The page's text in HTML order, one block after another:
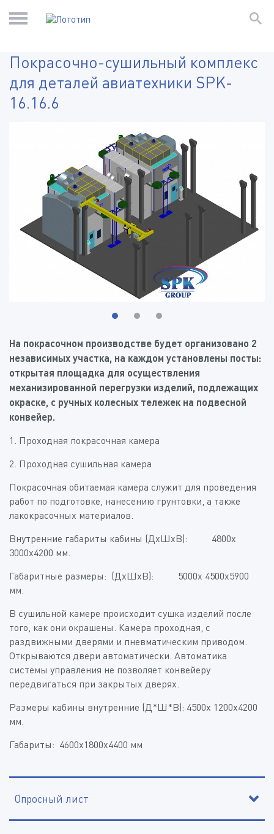
Покрасочно-сушильный комплекс
для деталей авиатехники SPK-
16.16.6
На покрасочном производстве будет организовано 2
независимых участка, на каждом установлены посты:
открытая площадка для осуществления
механизированной перегрузки изделий, подлежащих
окраске, с ручных колесных тележек на подвесной
конвейер.
1. Проходная покрасочная камера
2. Проходная сушильная камера
Покрасочная обитаемая камера служит для проведения
работ по подготовке, нанесению грунтовки, а также
лакокрасочных материалов.
Внутренние габариты кабины (ДхШхВ): 4800х
3000х4200 мм.
Габаритные размеры: (ДхШхВ): 5000х 4500х5900
мм.
В сушильной камере происходит сушка изделий после
того, как они окрашены. Камера проходная, с
раздвижными дверями и пневматическим приводом.
Открываются двери автоматически. Автоматика
системы управления не позволяет конвейеру
передвигаться при закрытых дверях.
Размеры кабины внутренние (Д*Ш*В): 4500х 1200х4200
мм.
Габариты: 4600х1800х4400 мм
Опросный лист